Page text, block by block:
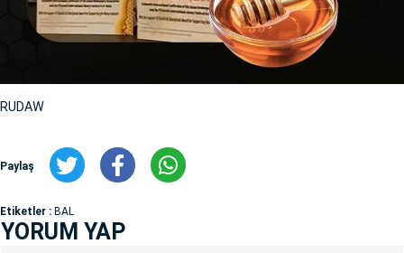
RUDAW
Paylaş
Etiketler : BAL
YORUM YAP